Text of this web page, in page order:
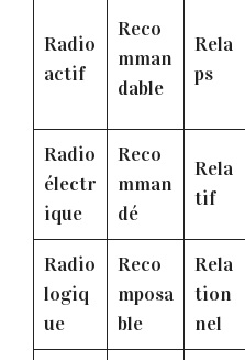
Radio
actif
Reco
mman
dable
Rela
ps
Radio
électr
ique
Reco
mman
dé
Rela
tif
Radio
logiq
ue
Reco
mposa
ble
Rela
tion
nel